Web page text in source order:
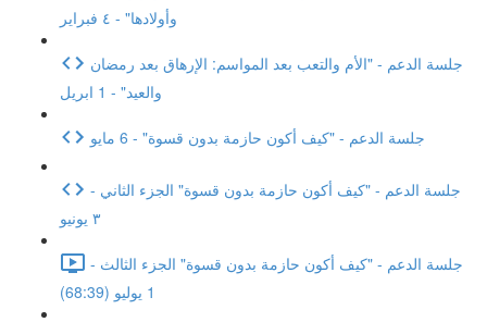
وأولادها" - ٤ فبراير
جلسة الدعم - "الأم والتعب بعد المواسم: الإرهاق بعد رمضان
والعيد" - 1 ابريل
جلسة الدعم - "كيف أكون حازمة بدون قسوة" - 6 مايو
جلسة الدعم - "كيف أكون حازمة بدون قسوة" الجزء الثاني -
٣ يونيو
جلسة الدعم - "كيف أكون حازمة بدون قسوة" الجزء الثالث -
1 يوليو (68:39)